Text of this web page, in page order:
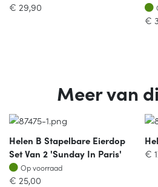
€ 29,90
€
Meer van
Helen B Stapelbare Eierdop
Set Van 2 'sunday In Paris'
Op voorraad
Op voorraad
€ 25,00
€